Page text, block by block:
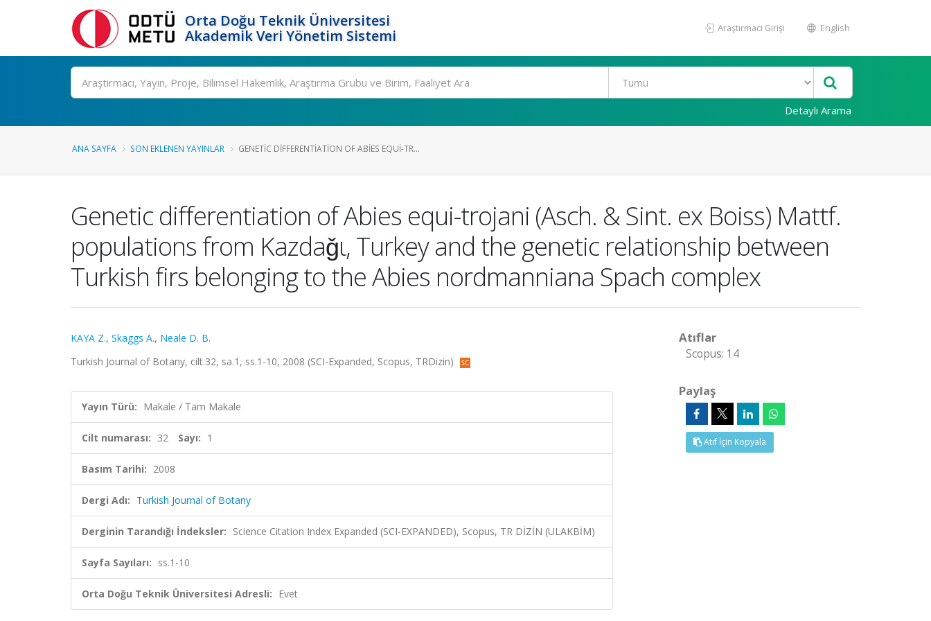
Orta Doğu Teknik Üniversitesi
Akademik Veri Yönetim Sistemi
Araştırmacı Girişi English
Ara
Detaylı Arama
ANA SAYFA SON EKLENEN YAYINLAR GENETIC DIFFERENTIATION OF ABIES EQUI-TR...
Genetic differentiation of Abies equi-trojani (Asch. & Sint. ex Boiss) Mattf.
populations from Kazdaǧι, Turkey and the genetic relationship between
Turkish firs belonging to the Abies nordmanniana Spach complex
KAYA Z., Skaggs A., Neale D. B.
Turkish Journal of Botany, cilt.32, sa.1, ss.1-10, 2008 (SCI-Expanded, Scopus, TRDizin)
Yayın Türü: Makale / Tam Makale
Cilt numarası: 32 Sayı: 1
Basım Tarihi: 2008
Dergi Adı: Turkish Journal of Botany
Derginin Tarandığı İndeksler: Science Citation Index Expanded (SCI-EXPANDED), Scopus, TR DİZİN (ULAKBİM)
Sayfa Sayıları: ss.1-10
Orta Doğu Teknik Üniversitesi Adresli: Evet
Atıflar
Scopus: 14
Paylaş
Atıf İçin Kopyala